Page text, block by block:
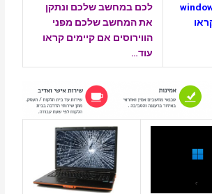
לכם במחשב שלכם ונתקן
את המחשב שלכם מפני
הווירוסים אם קיימים קראו